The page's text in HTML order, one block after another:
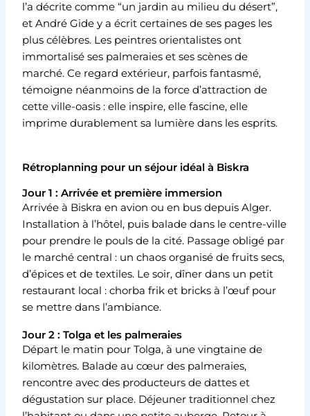
l’a décrite comme “un jardin au milieu du désert”,
et André Gide y a écrit certaines de ses pages les
plus célèbres. Les peintres orientalistes ont
immortalisé ses palmeraies et ses scènes de
marché. Ce regard extérieur, parfois fantasmé,
témoigne néanmoins de la force d’attraction de
cette ville-oasis : elle inspire, elle fascine, elle
imprime durablement sa lumière dans les esprits.
Rétroplanning pour un séjour idéal à Biskra
Jour 1 : Arrivée et première immersion
Arrivée à Biskra en avion ou en bus depuis Alger.
Installation à l’hôtel, puis balade dans le centre-ville
pour prendre le pouls de la cité. Passage obligé par
le marché central : un chaos organisé de fruits secs,
d’épices et de textiles. Le soir, dîner dans un petit
restaurant local : chorba frik et bricks à l’œuf pour
se mettre dans l’ambiance.
Jour 2 : Tolga et les palmeraies
Départ le matin pour Tolga, à une vingtaine de
kilomètres. Balade au cœur des palmeraies,
rencontre avec des producteurs de dattes et
dégustation sur place. Déjeuner traditionnel chez